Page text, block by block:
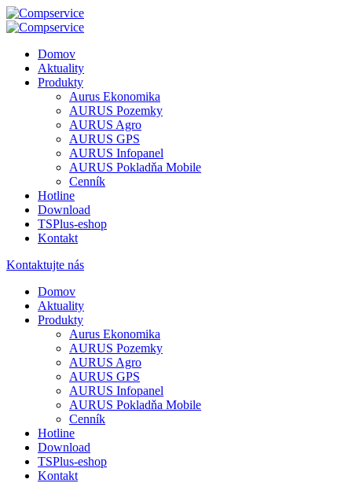
Domov
Aktuality
Produkty
Aurus Ekonomika
AURUS Pozemky
AURUS Agro
AURUS GPS
AURUS Infopanel
AURUS Pokladňa Mobile
Cenník
Hotline
Download
TSPlus-eshop
Kontakt
Kontaktujte nás
Domov
Aktuality
Produkty
Aurus Ekonomika
AURUS Pozemky
AURUS Agro
AURUS GPS
AURUS Infopanel
AURUS Pokladňa Mobile
Cenník
Hotline
Download
TSPlus-eshop
Kontakt